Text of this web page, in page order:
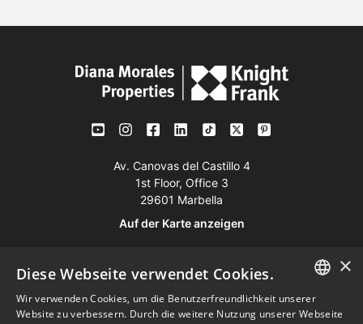
Av. Canovas del Castillo 4
1st Floor, Office 3
29601 Marbella
Auf der Karte anzeigen
Tel:+34 952 765 138
+34 601 636 766
Whatsapp:+34 952 765 138
ENGLISH
×
Diese Webseite verwendet Cookies.
Wir verwenden Cookies, um die Benutzerfreundlichkeit unserer
Website zu verbessern. Durch die weitere Nutzung unserer Webseite